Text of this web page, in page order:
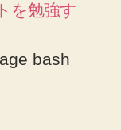
を勉強す
bash